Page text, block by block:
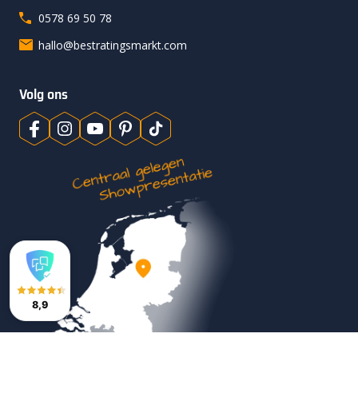
0578 69 50 78
hallo@bestratingsmarkt.com
Volg ons
8,9